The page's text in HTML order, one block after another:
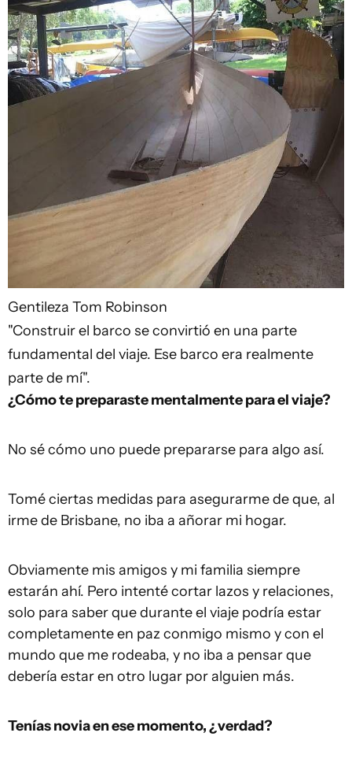
Gentileza Tom Robinson
"Construir el barco se convirtió en una parte
fundamental del viaje. Ese barco era realmente
parte de mí".
¿Cómo te preparaste mentalmente para el viaje?
No sé cómo uno puede prepararse para algo así.
Tomé ciertas medidas para asegurarme de que, al
irme de Brisbane, no iba a añorar mi hogar.
Obviamente mis amigos y mi familia siempre
estarán ahí. Pero intenté cortar lazos y relaciones,
solo para saber que durante el viaje podría estar
completamente en paz conmigo mismo y con el
mundo que me rodeaba, y no iba a pensar que
debería estar en otro lugar por alguien más.
Tenías novia en ese momento, ¿verdad?